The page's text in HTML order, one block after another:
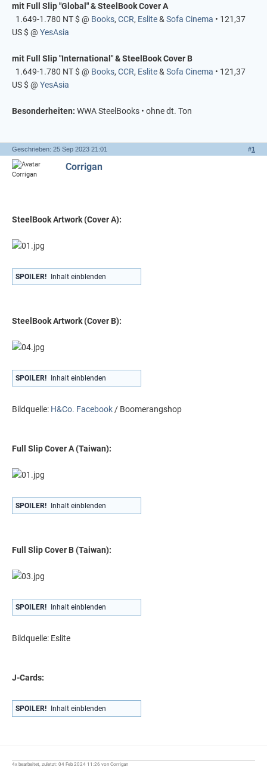
mit Full Slip "Global" & SteelBook Cover A
1.649-1.780 NT $ @ Books, CCR, Eslite& Sofa Cinema • 121,37
US $ @ YesAsia
mit Full Slip "International" & SteelBook Cover B
1.649-1.780 NT $ @ Books, CCR, Eslite& Sofa Cinema • 121,37
US $ @ YesAsia
Besonderheiten: WWA SteelBooks • ohne dt. Ton
#1
Geschrieben: 25 Sep 2023 21:01
Corrigan
SteelBook Artwork (Cover A):
SPOILER! Inhalt einblenden
SteelBook Artwork (Cover B):
SPOILER! Inhalt einblenden
Bildquelle: H&Co. Facebook/ Boomerangshop
Full Slip Cover A (Taiwan):
SPOILER! Inhalt einblenden
Full Slip Cover B (Taiwan):
SPOILER! Inhalt einblenden
Bildquelle: Eslite
J-Cards:
SPOILER! Inhalt einblenden
4x bearbeitet, zuletzt: 04 Feb 2024 11:26 von Corrigan